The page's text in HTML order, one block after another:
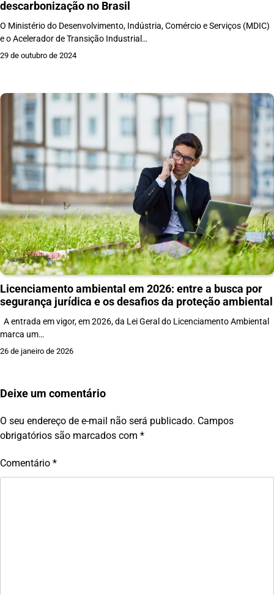
descarbonização no Brasil
O Ministério do Desenvolvimento, Indústria, Comércio e Serviços (MDIC)
e o Acelerador de Transição Industrial…
29 de outubro de 2024
Licenciamento ambiental em 2026: entre a busca por
segurança jurídica e os desafios da proteção ambiental
A entrada em vigor, em 2026, da Lei Geral do Licenciamento Ambiental
marca um…
26 de janeiro de 2026
Deixe um comentário
O seu endereço de e-mail não será publicado. Campos
obrigatórios são marcados com *
Comentário *